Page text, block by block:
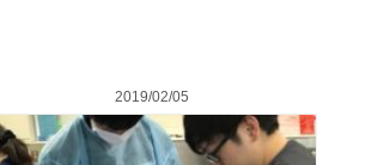
2019/02/05